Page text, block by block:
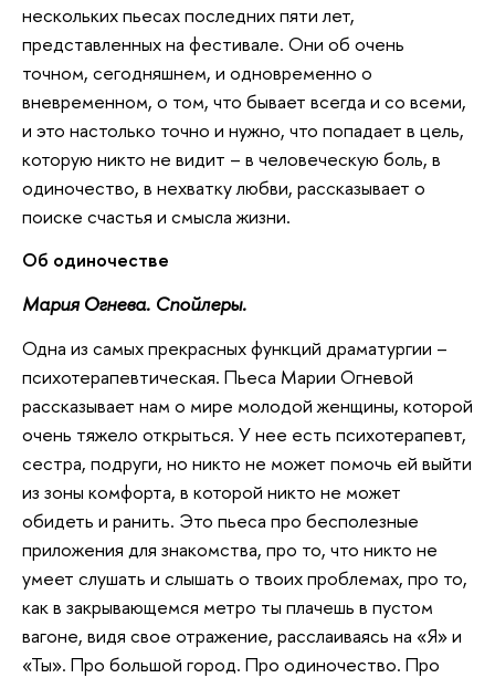
нескольких пьесах последних пяти лет,
представленных на фестивале. Они об очень
точном, сегодняшнем, и одновременно о
вневременном, о том, что бывает всегда и со всеми,
и это настолько точно и нужно, что попадает в цель,
которую никто не видит – в человеческую боль, в
одиночество, в нехватку любви, рассказывает о
поиске счастья и смысла жизни.
Об одиночестве
Мария Огнева. Спойлеры.
Одна из самых прекрасных функций драматургии –
психотерапевтическая. Пьеса Марии Огневой
рассказывает нам о мире молодой женщины, которой
очень тяжело открыться. У нее есть психотерапевт,
сестра, подруги, но никто не может помочь ей выйти
из зоны комфорта, в которой никто не может
обидеть и ранить. Это пьеса про бесполезные
приложения для знакомства, про то, что никто не
умеет слушать и слышать о твоих проблемах, про то,
как в закрывающемся метро ты плачешь в пустом
вагоне, видя свое отражение, расслаиваясь на «Я» и
«Ты». Про большой город. Про одиночество. Про